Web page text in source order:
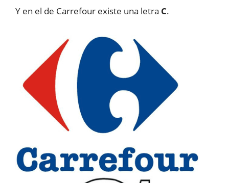
Y en el de Carrefour existe una letra C.